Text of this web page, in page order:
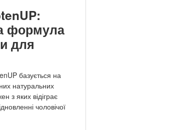
формула
для
базується на
натуральних
з яких відіграє
чоловічої